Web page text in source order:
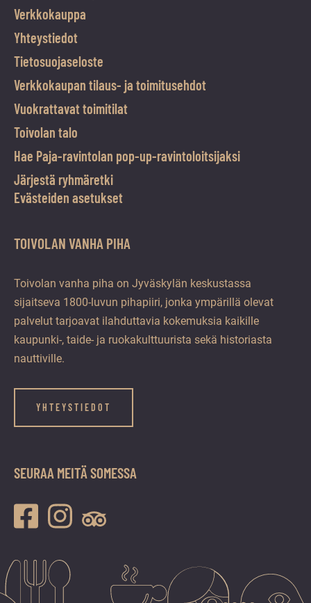
Verkkokauppa
Yhteystiedot
Tietosuojaseloste
Verkkokaupan tilaus- ja toimitusehdot
Vuokrattavat toimitilat
Toivolan talo
Hae Paja-ravintolan pop-up-ravintoloitsijaksi
Järjestä ryhmäretki
Evästeiden asetukset
TOIVOLAN VANHA PIHA
Toivolan vanha piha on Jyväskylän keskustassa
sijaitseva 1800-luvun pihapiiri, jonka ympärillä olevat
palvelut tarjoavat ilahduttavia kokemuksia kaikille
kaupunki-, taide- ja ruokakulttuurista sekä historiasta
nauttiville.
YHTEYSTIEDOT
SEURAA MEITÄ SOMESSA